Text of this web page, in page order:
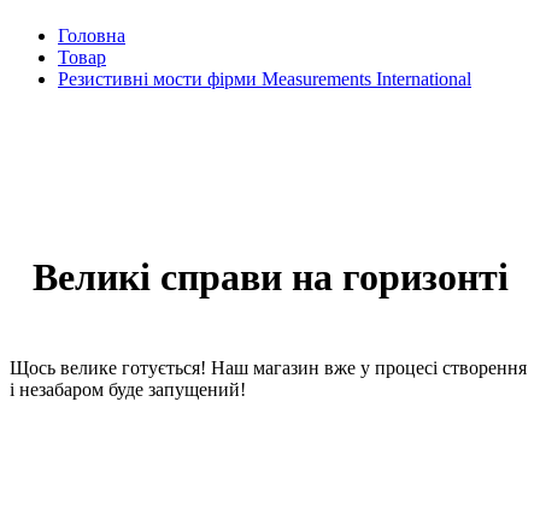
Головна
Товар
Резистивні мости фірми Measurements International
Великі справи на горизонті
Щось велике готується! Наш магазин вже у процесі створення
і незабаром буде запущений!